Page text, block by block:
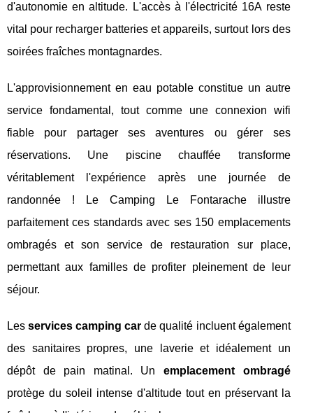
d'autonomie en altitude. L'accès à l'électricité 16A reste
vital pour recharger batteries et appareils, surtout lors des
soirées fraîches montagnardes.
L'approvisionnement en eau potable constitue un autre
service fondamental, tout comme une connexion wifi
fiable pour partager ses aventures ou gérer ses
réservations. Une piscine chauffée transforme
véritablement l'expérience après une journée de
randonnée ! Le Camping Le Fontarache illustre
parfaitement ces standards avec ses 150 emplacements
ombragés et son service de restauration sur place,
permettant aux familles de profiter pleinement de leur
séjour.
Lesservices camping car de qualité incluent également
des sanitaires propres, une laverie et idéalement un
dépôt de pain matinal. Un emplacement ombragé
protège du soleil intense d'altitude tout en préservant la